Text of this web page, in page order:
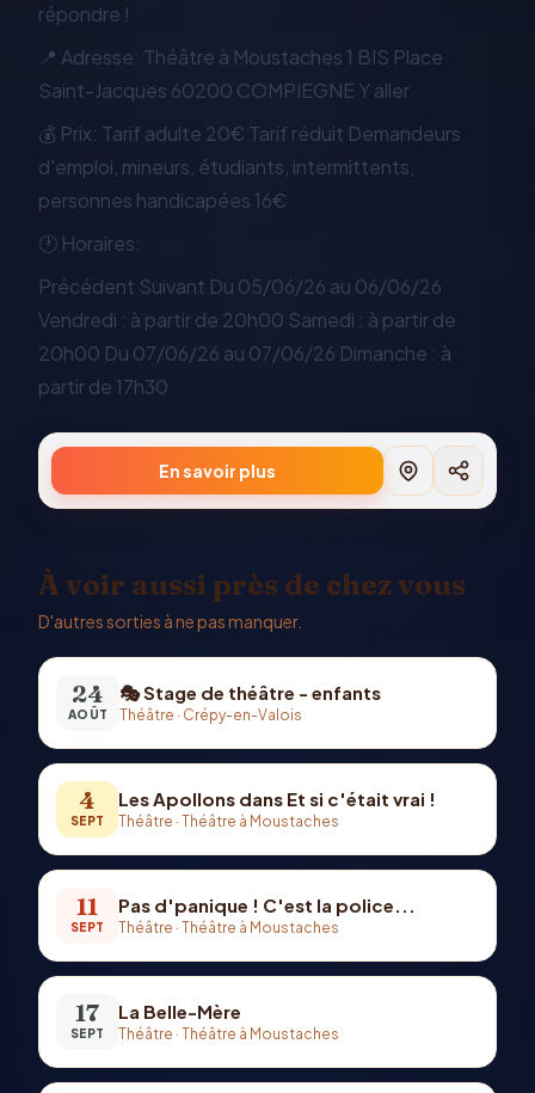
répondre !
📍 Adresse: Théâtre à Moustaches 1 BIS Place
Saint-Jacques 60200 COMPIEGNE Y aller
💰 Prix: Tarif adulte 20€ Tarif réduit Demandeurs
d'emploi, mineurs, étudiants, intermittents,
personnes handicapées 16€
🕐 Horaires:
Précédent Suivant Du 05/06/26 au 06/06/26
Vendredi : à partir de 20h00 Samedi : à partir de
20h00 Du 07/06/26 au 07/06/26 Dimanche : à
partir de 17h30
En savoir plus
À voir aussi près de chez vous
D'autres sorties à ne pas manquer.
24
AOÛT
🎭 Stage de théâtre - enfants
Théâtre · Crépy-en-Valois
4
SEPT
Les Apollons dans Et si c'était vrai !
Théâtre · Théâtre à Moustaches
11
SEPT
Pas d'panique ! C'est la police...
Théâtre · Théâtre à Moustaches
17
SEPT
La Belle-Mère
Théâtre · Théâtre à Moustaches